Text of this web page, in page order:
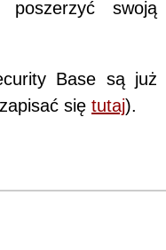
poszerzyć swoją
Base są już
się tutaj).